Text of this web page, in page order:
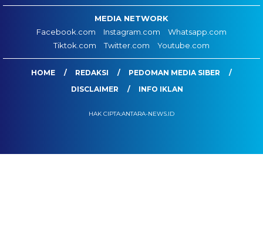
MEDIA NETWORK
Facebook.com
Instagram.com
Whatsapp.com
Tiktok.com
Twitter.com Youtube.com
HOME REDAKSI
PEDOMAN MEDIA SIBER
DISCLAIMER
INFO IKLAN
HAK CIPTA:ANTARA-NEWS.ID